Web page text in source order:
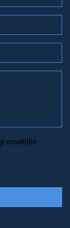
condițiile.